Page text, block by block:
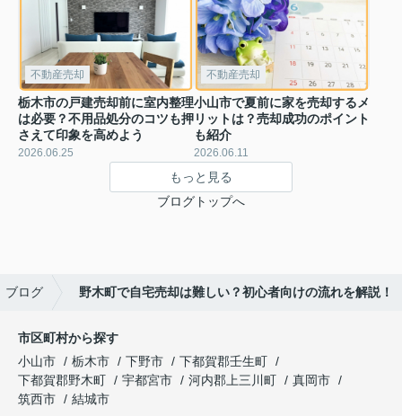
不動産売却
栃木市の戸建売却前に室内整理
は必要？不用品処分のコツも押
さえて印象を高めよう
2026.06.25
不動産売却
小山市で夏前に家を売却するメ
リットは？売却成功のポイント
も紹介
2026.06.11
もっと見る
ブログトップへ
ブログ 野木町で自宅売却は難しい？初心者向けの流れを解説！
市区町村から探す
小山市
栃木市 下野市
下都賀郡壬生町
下都賀郡野木町
宇都宮市 河内郡上三川町
真岡市
筑西市
結城市